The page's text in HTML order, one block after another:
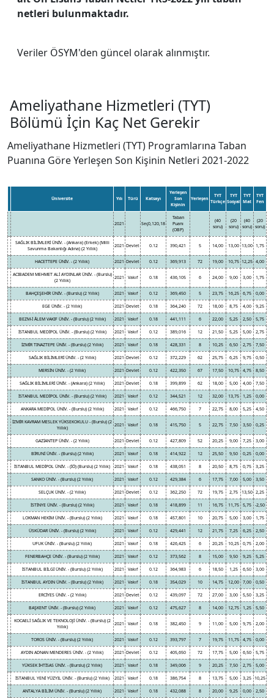
netleri bulunmaktadır.
Veriler ÖSYM'den güncel olarak alınmıştır.
Ameliyathane Hizmetleri (TYT)
Bölümü İçin Kaç Net Gerekir
Ameliyathane Hizmetleri (TYT) Programlarına Taban
Puanına Göre Yerleşen Son Kişinin Netleri 2021-2022
Üniversite Yılı Türü Katsayı
Yerleşen
Son
Kişinin
Yerleşen
TYT
Türkçe
TYT
Sosyal
TYT
Mat
TYT
Fen
2021 Seç0,120,18
Taban
Puanı
(OBP)
(40
soru)
(20
soru)
(40
soru)
(20
soru)
SAĞLIK BİLİMLERİ ÜNİV. - (Ankara) (Erkek) (Milli
Savunma Bakanlığı Adına) (2 Yıllık)
2021 Devlet 0.12 390,421 5 14,00 13,00 13,00 1,75
HACETTEPE ÜNİV. - (2 Yıllık) 2021 Devlet 0.12 369,913 72 19,00 10,75 12,25 4,00
ACIBADEM MEHMET ALİ AYDINLAR ÜNİV. - (Burslu)
(2 Yıllık)
2021 Vakıf 0.18 436,105 6 24,00 9,00 3,00 1,75
BAHÇEŞEHİR ÜNİV. - (Burslu) (2 Yıllık) 2021 Vakıf 0.12 369,450 5 23,75 16,25 6,75 0,00
EGE ÜNİV. - (2 Yıllık) 2021 Devlet 0.18 364,240 72 18,00 8,75 4,00 9,25
BEZM-İ ÂLEM VAKIF ÜNİV. - (Burslu) (2 Yıllık) 2021 Vakıf 0.18 441,111 6 22,00 5,25 2,50 5,75
İSTANBUL MEDİPOL ÜNİV. - (Burslu) (2 Yıllık) 2021 Vakıf 0.12 389,016 12 21,50 5,25 5,00 2,75
İZMİR TINAZTEPE ÜNİV. - (Burslu) (2 Yıllık) 2021 Vakıf 0.18 428,331 8 10,25 6,50 2,75 7,50
SAĞLIK BİLİMLERİ ÜNİV. - (2 Yıllık) 2021 Devlet 0.12 372,229 62 25,75 6,25 9,75 0,50
MERSİN ÜNİV. - (2 Yıllık) 2021 Devlet 0.12 422,350 67 17,50 10,75 4,75 8,50
SAĞLIK BİLİMLERİ ÜNİV. - (Ankara) (2 Yıllık) 2021 Devlet 0.18 399,899 62 18,00 5,00 4,00 7,50
İSTANBUL MEDİPOL ÜNİV. - (Burslu) (2 Yıllık) 2021 Vakıf 0.12 344,521 12 32,00 13,75 1,25 0,00
ANKARA MEDİPOL ÜNİV. - (Burslu) (2 Yıllık) 2021 Vakıf 0.12 466,750 7 22,75 8,00 5,25 4,50
İZMİR KAVRAM MESLEK YÜKSEKOKULU - (Burslu) (2
Yıllık)
2021 Vakıf 0.18 415,750 5 22,75 7,50 3,50 0,25
GAZİANTEP ÜNİV. - (2 Yıllık) 2021 Devlet 0.12 427,809 52 20,25 9,00 7,25 3,00
BİRUNİ ÜNİV. - (Burslu) (2 Yıllık) 2021 Vakıf 0.18 414,922 12 25,50 9,50 0,25 0,00
İSTANBUL MEDİPOL ÜNİV. - (İÖ) (Burslu) (2 Yıllık) 2021 Vakıf 0.18 438,051 8 20,50 8,75 0,75 3,25
SANKO ÜNİV. - (Burslu) (2 Yıllık) 2021 Vakıf 0.12 429,384 6 17,75 7,00 5,00 3,50
SELÇUK ÜNİV. - (2 Yıllık) 2021 Devlet 0.12 362,250 72 19,75 2,75 13,50 2,25
İSTİNYE ÜNİV. - (Burslu) (2 Yıllık) 2021 Vakıf 0.18 418,899 11 16,75 11,75 5,75 -2,50
LOKMAN HEKİM ÜNİV. - (Burslu) (2 Yıllık) 2021 Vakıf 0.18 457,801 10 20,75 5,00 3,00 1,75
ÜSKÜDAR ÜNİV. - (Burslu) (2 Yıllık) 2021 Vakıf 0.12 429,441 12 21,75 7,25 6,25 2,50
UFUK ÜNİV. - (Burslu) (2 Yıllık) 2021 Vakıf 0.18 426,425 6 20,25 10,25 0,75 2,00
FENERBAHÇE ÜNİV. - (Burslu) (2 Yıllık) 2021 Vakıf 0.12 373,562 8 15,00 9,50 9,25 5,25
İSTANBUL BİLGİ ÜNİV. - (Burslu) (2 Yıllık) 2021 Vakıf 0.12 364,983 6 18,50 1,25 6,50 3,00
İSTANBUL AYDIN ÜNİV. - (Burslu) (2 Yıllık) 2021 Vakıf 0.18 354,029 10 14,75 12,00 7,00 0,50
ERCİYES ÜNİV. - (2 Yıllık) 2021 Devlet 0.12 439,097 72 27,00 3,00 5,50 3,25
BAŞKENT ÜNİV. - (Burslu) (2 Yıllık) 2021 Vakıf 0.12 475,627 8 14,00 12,75 1,25 5,50
KOCAELİ SAĞLIK VE TEKNOLOJİ ÜNİV. - (Burslu) (2
Yıllık)
2021 Vakıf 0.18 382,450 9 11,00 5,00 9,75 2,00
TOROS ÜNİV. - (Burslu) (2 Yıllık) 2021 Vakıf 0.12 393,797 7 19,75 11,75 4,75 0,00
AYDIN ADNAN MENDERES ÜNİV. - (2 Yıllık) 2021 Devlet 0.12 405,650 72 17,75 5,00 6,50 5,75
YÜKSEK İHTİSAS ÜNİV. - (Burslu) (2 Yıllık) 2021 Vakıf 0.18 349,006 9 20,25 7,50 2,75 5,00
İSTANBUL YENİ YÜZYIL ÜNİV. - (Burslu) (2 Yıllık) 2021 Vakıf 0.18 386,754 8 13,75 5,00 3,25 10,25
ANTALYA BİLİM ÜNİV. - (Burslu) (2 Yıllık) 2021 Vakıf 0.18 432,088 8 20,00 9,25 0,00 2,50